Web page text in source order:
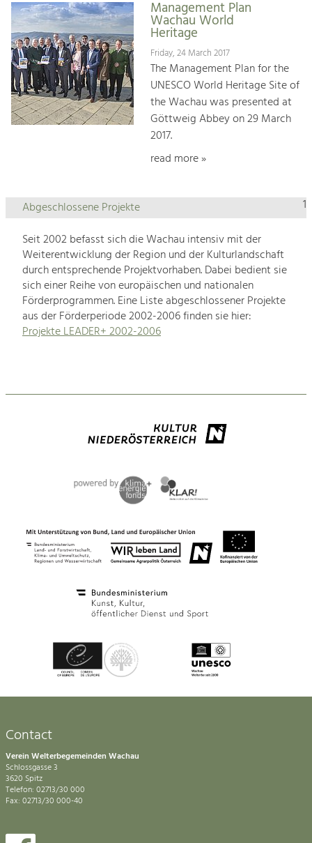
Management Plan
Wachau World
Heritage
Friday, 24 March 2017
The Management Plan for the
UNESCO World Heritage Site of
the Wachau was presented at
Göttweig Abbey on 29 March
2017.
read more »
1
Abgeschlossene Projekte
Seit 2002 befasst sich die Wachau intensiv mit der
Weiterentwicklung der Region und der Kulturlandschaft
durch entsprechende Projektvorhaben. Dabei bedient sie
sich einer Reihe von europäischen und nationalen
Förderprogrammen. Eine Liste abgeschlossener Projekte
aus der Förderperiode 2002-2006 finden sie hier:
Projekte LEADER+ 2002-2006
Contact
Verein Welterbegemeinden Wachau
Schlossgasse 3
3620 Spitz
Telefon: 02713/30 000
Fax: 02713/30 000-40